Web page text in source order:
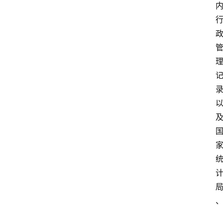
内
行
政
管
理
记
录
以
及
国
家
统
计
局
、